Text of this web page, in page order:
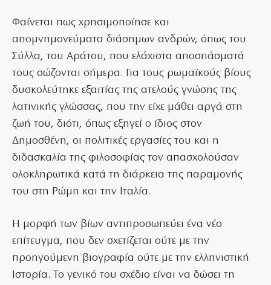
Φαίνεται πως χρησιμοποίησε και
απομνημονεύματα διάσημων ανδρών, όπως του
Σύλλα, του Αράτου, που ελάχιστα αποσπάσματά
τους σώζονται σήμερα. Για τους ρωμαϊκούς βίους
δυσκολεύτηκε εξαιτίας της ατελούς γνώσης της
λατινικής γλώσσας, που την είχε μάθει αργά στη
ζωή του, διότι, όπως εξηγεί ο ίδιος στον
Δημοσθένη, οι πολιτικές εργασίες του και η
διδασκαλία της φιλοσοφίας τον απασχολούσαν
ολοκληρωτικά κατά τη διάρκεια της παραμονής
του στη Ρώμη και την Ιταλία.
Η μορφή των βίων αντιπροσωπεύει ένα νέο
επίτευγμα, που δεν σχετίζεται ούτε με την
προηγούμενη βιογραφία ούτε με την ελληνιστική
Ιστορία. Το γενικό του σχέδιο είναι να δώσει τη